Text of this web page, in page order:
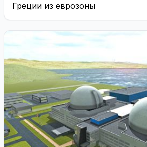
Греции из еврозоны